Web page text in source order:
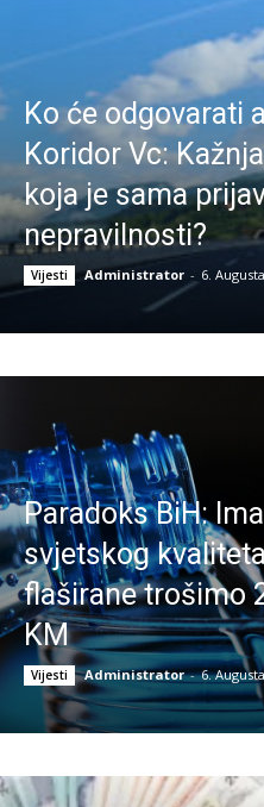
Ko će odgovarati
Koridor Vc:
koja je sama
nepravilnosti?
Vijesti Administrator - 6.
Paradoks BiH:
svjetskog
flaširane trošimo
KM
Vijesti Administrator - 6.